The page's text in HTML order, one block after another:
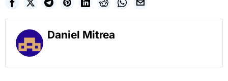
Daniel Mitrea